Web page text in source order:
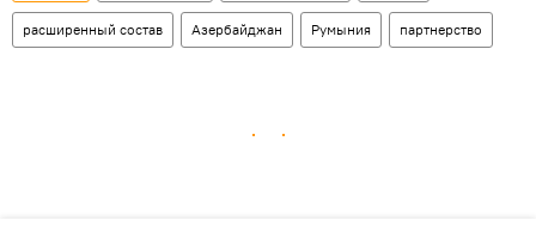
расширенный состав Азербайджан Румыния партнерство